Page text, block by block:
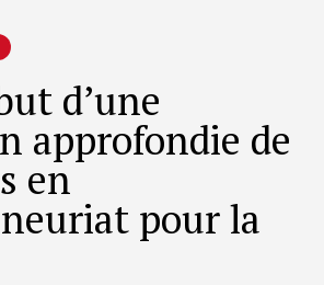
d’une
approfondie de
en
pour la